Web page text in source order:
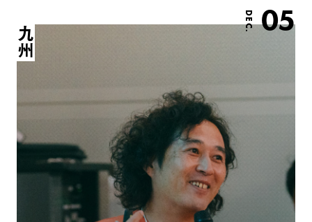
DEC. 05
九州